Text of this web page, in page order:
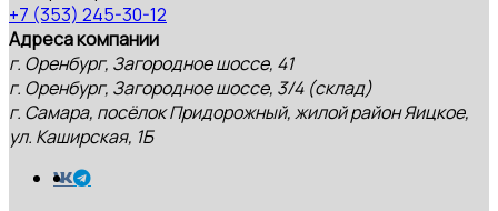
+7 (353) 245-30-12
Адреса компании
г. Оренбург, Загородное шоссе, 41
г. Оренбург, Загородное шоссе, 3/4 (склад)
г. Самара, посёлок Придорожный, жилой район Яицкое,
ул. Каширская, 1Б